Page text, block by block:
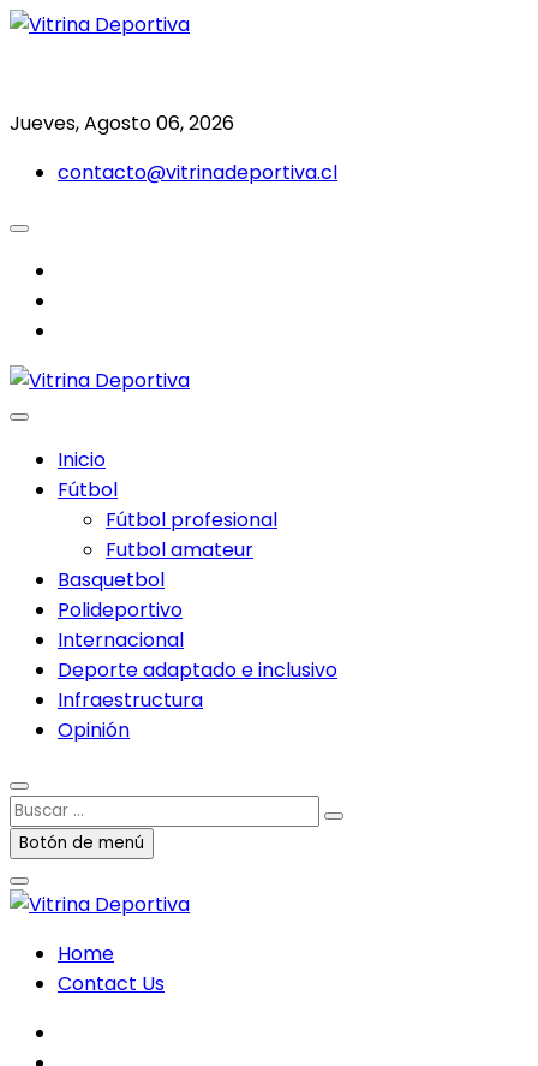
Saltar
Jueves, Agosto 06, 2026
contacto@vitrinadeportiva.cl
Inicio
Fútbol
Fútbol profesional
Futbol amateur
Basquetbol
Polideportivo
Internacional
Deporte adaptado e inclusivo
Infraestructura
Opinión
Buscar
…Botón de menú
Home
Contact Us